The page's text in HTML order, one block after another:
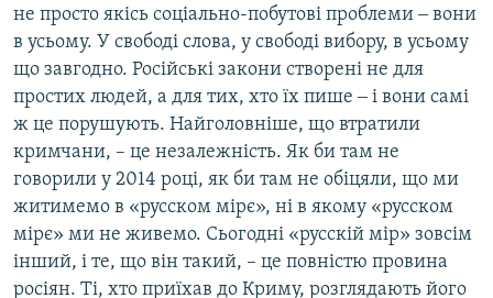
не просто якісь соціально-побутові проблеми ‒ вони
в усьому. У свободі слова, у свободі вибору, в усьому
що завгодно. Російські закони створені не для
простих людей, а для тих, хто їх пише ‒ і вони самі
ж це порушують. Найголовніше, що втратили
кримчани, – це незалежність. Як би там не
говорили у 2014 році, як би там не обіцяли, що ми
житимемо в «русском мірє», ні в якому «русском
мірє» ми не живемо. Сьогодні «русскій мір» зовсім
інший, і те, що він такий, – це повністю провина
росіян. Ті, хто приїхав до Криму, розглядають його